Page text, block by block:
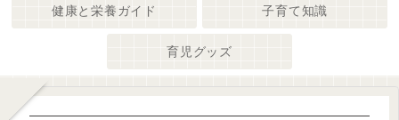
健康と栄養ガイド 子育て知識
育児グッズ